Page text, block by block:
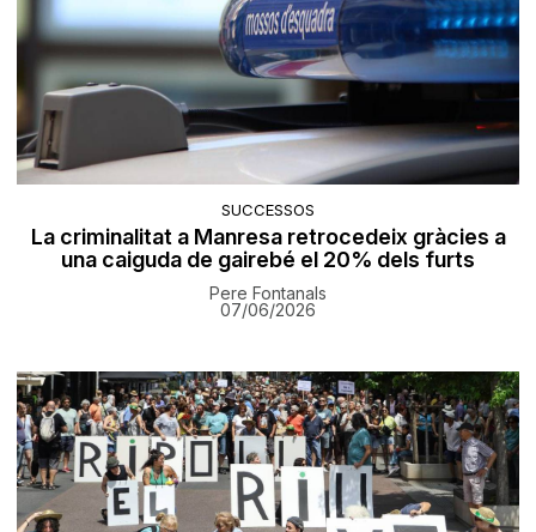
SUCCESSOS
La criminalitat a Manresa retrocedeix gràcies a
una caiguda de gairebé el 20% dels furts
Pere Fontanals
07/06/2026